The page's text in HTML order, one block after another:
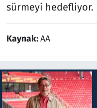
sürmeyi hedefliyor.
Kaynak:AA